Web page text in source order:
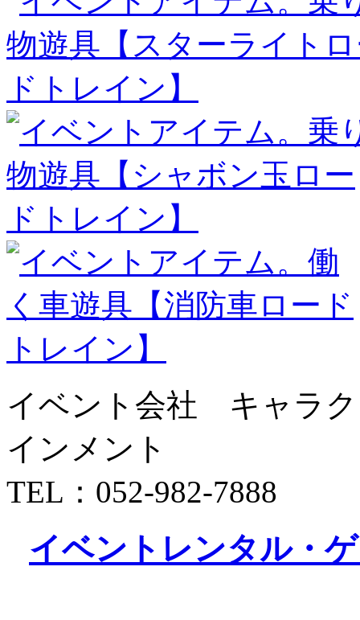
イベント会社 キャラ
インメント
TEL：052-982-7888
イベントレンタル・